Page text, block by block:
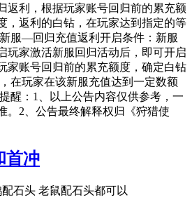
返利，根据玩家账号回归前的累充额
，返利的白钻，在玩家达到指定的等
服—回归充值返利开启条件：新服
玩家激活新服回归活动后，即可开启
家账号回归前的累充额度，确定白钻
在玩家在该新服充值达到一定数额
醒：1、以上公告内容仅供参考，一
。2、公告最终解释权归《狩猎使
首冲
石头 老鼠配石头都可以